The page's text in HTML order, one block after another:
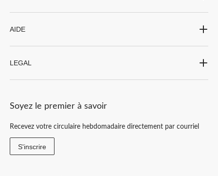
AIDE
LEGAL
Soyez le premier à savoir
Recevez votre circulaire hebdomadaire directement par courriel
S'inscrire